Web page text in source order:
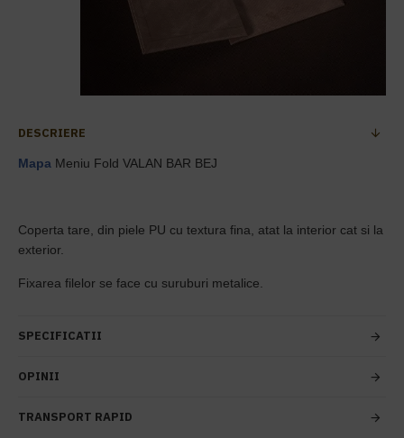
DESCRIERE
Mapa Meniu Fold VALAN BAR BEJ
Coperta tare, din piele PU cu textura fina, atat la interior cat si la
exterior.
Fixarea filelor se face cu suruburi metalice.
SPECIFICATII
OPINII
TRANSPORT RAPID